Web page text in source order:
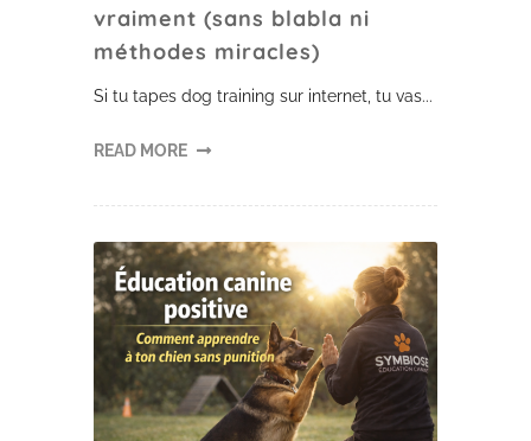
vraiment (sans blabla ni
méthodes miracles)
Si tu tapes dog training sur internet, tu vas...
READ MORE